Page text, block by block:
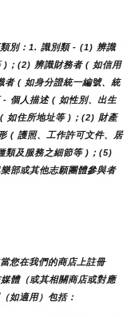
類別：1. 識別類 - (1) 辨識
)；(2) 辨識財務者 ( 如信用
者 ( 如身分證統一編號、統
- 個人描述 ( 如性別、出生
如住所地址等 )；(2) 財產
( 護照、工作許可文件、居
類及服務之細節等 )；(5)
部或其他志願團體參與者
您在我們的商店上註冊
體（或其相關商店或對應
如適用）包括：